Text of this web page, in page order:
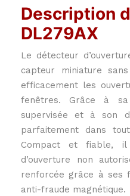
Description
DL279AX
Le détecteur
capteur miniature
efficacement les
fenêtres. Grâce à sa
supervisée et à son
parfaitement dans
Compact et fiable, il
d’ouverture non
renforcée grâce à ses
anti-fraude magnétique.